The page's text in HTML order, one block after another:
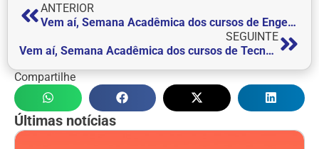
ANTERIOR
Vem aí, Semana Acadêmica dos cursos de Engenharia Civil e Arquitetura e Urbanismo
SEGUINTE
Vem aí, Semana Acadêmica dos cursos de Tecnologia em Análise e Desenvolvimento de Sistemas e Sistemas de Informação
Compartilhe
Últimas notícias